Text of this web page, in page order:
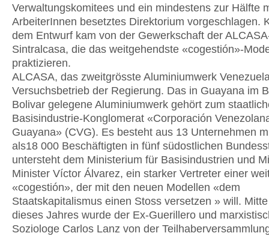
Verwaltungskomitees und ein mindestens zur Hälfte
ArbeiterInnen besetztes Direktorium vorgeschlagen.
dem Entwurf kam von der Gewerkschaft der
Sintralcasa, die das weitgehendste «cogestión»-
praktizieren.
ALCASA, das zweitgrösste Aluminiumwerk
Versuchsbetrieb der Regierung. Das in Guayana im
Bolivar gelegene Aluminiumwerk gehört zum
Basisindustrie-Konglomerat «Corporación
Guayana» (CVG). Es besteht aus 13 Unternehmen
als18 000 Beschäftigten in fünf südostlichen
untersteht dem Ministerium für Basisindustrien und
Minister Víctor Álvarez, ein starker Vertreter einer
«cogestión», der mit den neuen Modellen «dem
Staatskapitalismus einen Stoss versetzen » will.
dieses Jahres wurde der Ex-Guerillero und
Soziologe Carlos Lanz von der